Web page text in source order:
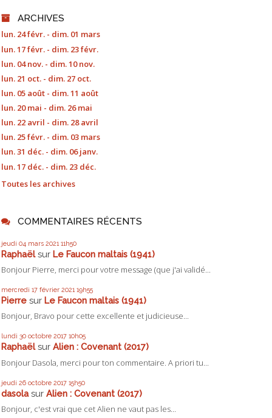
ARCHIVES
lun. 24 févr. - dim. 01 mars
lun. 17 févr. - dim. 23 févr.
lun. 04 nov. - dim. 10 nov.
lun. 21 oct. - dim. 27 oct.
lun. 05 août - dim. 11 août
lun. 20 mai - dim. 26 mai
lun. 22 avril - dim. 28 avril
lun. 25 févr. - dim. 03 mars
lun. 31 déc. - dim. 06 janv.
lun. 17 déc. - dim. 23 déc.
Toutes les archives
COMMENTAIRES RÉCENTS
jeudi 04 mars 2021 11h50
Raphaëlsur Le Faucon maltais (1941)
Bonjour Pierre, merci pour votre message (que j'ai validé...
mercredi 17 février 2021 19h55
Pierre sur Le Faucon maltais (1941)
Bonjour, Bravo pour cette excellente et judicieuse...
lundi 30 octobre 2017 10h05
Raphaëlsur Alien : Covenant (2017)
Bonjour Dasola, merci pour ton commentaire. A priori tu...
jeudi 26 octobre 2017 15h50
dasolasur Alien : Covenant (2017)
Bonjour, c'est vrai que cet Alien ne vaut pas les...